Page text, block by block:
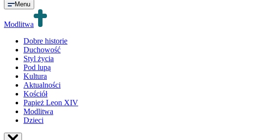
Menu
Modlitwa
Dobre historie
Duchowość
Styl życia
Pod lupą
Kultura
Aktualności
Kościół
Papież Leon XIV
Modlitwa
Dzieci